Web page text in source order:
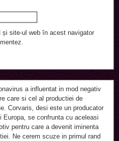
site-ul web în acest navigator
a influentat in mod negativ
care si cel al productiei de
Corvaris, desi este un producator
se confrunta cu aceleasi
pentru care a devenit iminenta
Ne cerem scuze in primul rand